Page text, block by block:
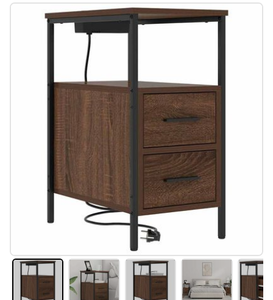
#sharemevidaxl